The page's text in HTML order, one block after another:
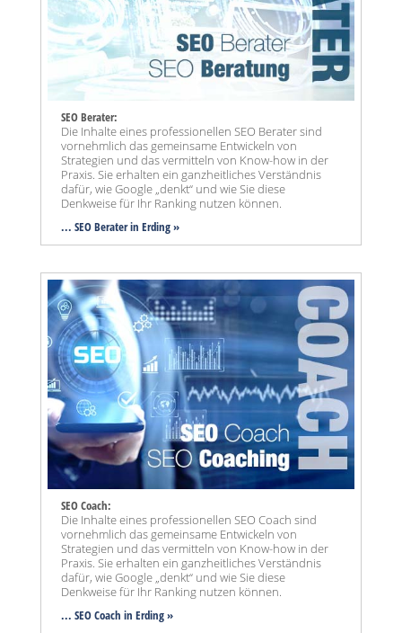
SEO Berater:
Die Inhalte eines professionellen SEO Berater sind
vornehmlich das gemeinsame Entwickeln von
Strategien und das vermitteln von Know-how in der
Praxis. Sie erhalten ein ganzheitliches Verständnis
dafür, wie Google „denkt“ und wie Sie diese
Denkweise für Ihr Ranking nutzen können.
... SEO Berater in Erding »
SEO Coach:
Die Inhalte eines professionellen SEO Coach sind
vornehmlich das gemeinsame Entwickeln von
Strategien und das vermitteln von Know-how in der
Praxis. Sie erhalten ein ganzheitliches Verständnis
dafür, wie Google „denkt“ und wie Sie diese
Denkweise für Ihr Ranking nutzen können.
... SEO Coach in Erding »